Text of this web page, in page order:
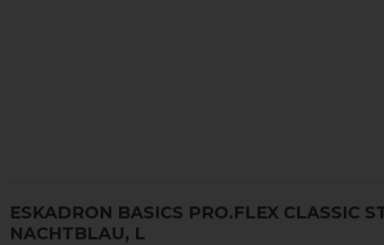
ESKADRON BASICS PRO.FLEX CLASSIC
NACHTBLAU, L